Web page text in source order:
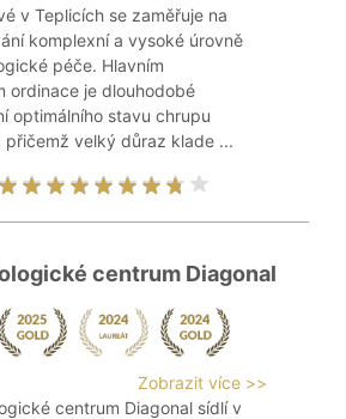
v Teplicích se zaměřuje na
komplexní a vysoké úrovně
péče. Hlavním
ordinace je dlouhodobé
optimálního stavu chrupu
přičemž velký důraz klade ...
centrum Diagonal
Zobrazit více >>
centrum Diagonal sídlí v